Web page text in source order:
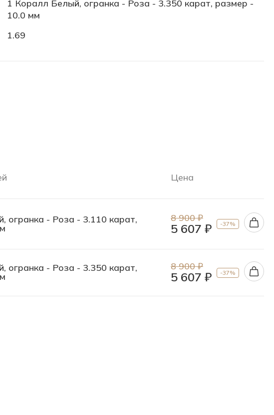
1 Коралл Белый, огранка - Роза - 3.350 карат, размер -
10.0 мм
1.69
Цена
огранка - Роза - 3.110 карат, 8 900 ₽
5 607 ₽ -37%
огранка - Роза - 3.350 карат, 8 900 ₽
5 607 ₽ -37%